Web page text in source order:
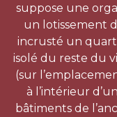
suppose une
un lotissement
incrusté un
isolé du reste du
(sur
à l’intérieur
bâtiments de